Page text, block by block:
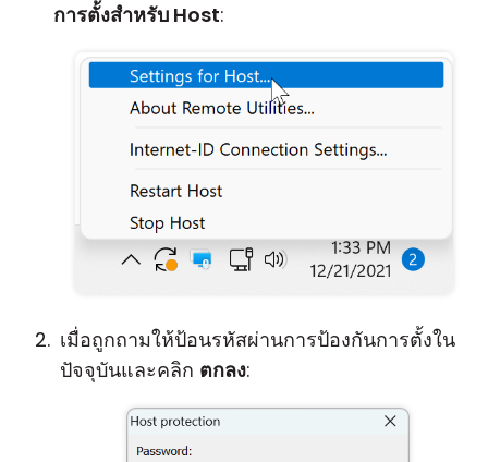
การตั้งสำหรับ Host:
เมื่อถูกถามให้ป้อนรหัสผ่านการป้องกันการตั้งใน
ปัจจุบันและคลิก ตกลง: